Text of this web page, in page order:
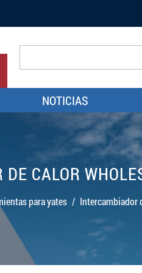
NOTICIAS
CALOR
para yates / Intercambiador